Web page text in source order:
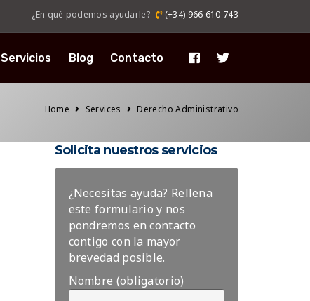
¿En qué podemos ayudarle? (+34) 966 610 743
Servicios Blog Contacto
Home Services Derecho Administrativo
Solicita nuestros servicios
¿Necesitas ayuda? Rellena
este formulario y nos
pondremos en contacto
contigo con la mayor
brevedad posible.
Nombre (obligatorio)